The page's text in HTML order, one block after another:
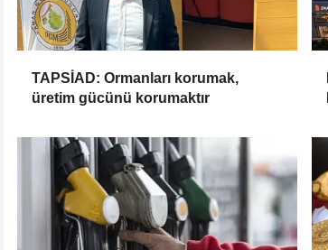
TAPSİAD: Ormanları korumak,
üretim gücünü korumaktır